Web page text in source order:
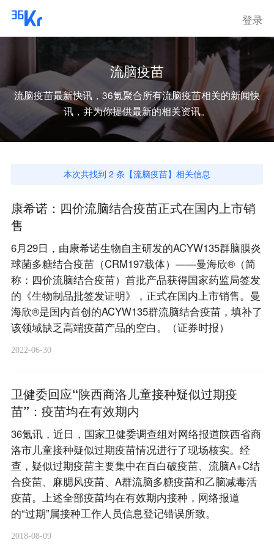
登录
流脑疫苗
流脑疫苗最新快讯，36氪聚合所有流脑疫苗相关的新闻快
讯，并为你提供最新的相关资讯。
本次共找到 2 条【流脑疫苗】相关信息
康希诺：四价流脑结合疫苗正式在国内上市销
售
6月29日，由康希诺生物自主研发的ACYW135群脑膜炎
球菌多糖结合疫苗（CRM197载体）——曼海欣®（简
称：四价流脑结合疫苗）首批产品获得国家药监局签发
的《生物制品批签发证明》，正式在国内上市销售。曼
海欣®是国内首创的ACYW135群流脑结合疫苗，填补了
该领域缺乏高端疫苗产品的空白。（证券时报）
2022-06-30
卫健委回应“陕西商洛儿童接种疑似过期疫
苗”：疫苗均在有效期内
36氪讯，近日，国家卫健委调查组对网络报道陕西省商
洛市儿童接种疑似过期疫苗情况进行了现场核实。经
查，疑似过期疫苗主要集中在百白破疫苗、流脑A+C结
合疫苗、麻腮风疫苗、A群流脑多糖疫苗和乙脑减毒活
疫苗。上述全部疫苗均在有效期内接种，网络报道
的“过期”属接种工作人员信息登记错误所致。
2018-08-09